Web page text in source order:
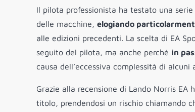
Il pilota professionista ha testato una
delle macchine, elogiando
alle edizioni precedenti. La scelta di EA
seguito del pilota, ma anche perché in
causa dell’eccessiva complessità di alcuni
Grazie alla recensione di Lando Norris
titolo, prendendosi un rischio chiamando